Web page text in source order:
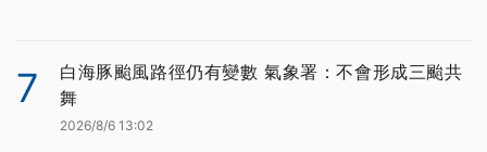
7
白海豚颱風路徑仍有變數 氣象署：不會形成三颱共
舞
2026/8/6 13:02